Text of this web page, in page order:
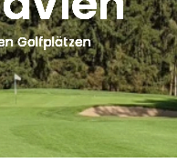
Golfplätzen